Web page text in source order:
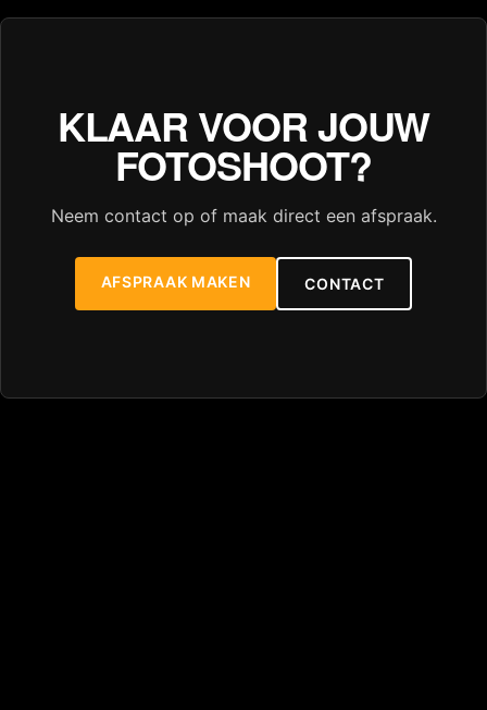
KLAAR VOOR JOUW
FOTOSHOOT?
Neem contact op of maak direct een afspraak.
AFSPRAAK MAKEN CONTACT